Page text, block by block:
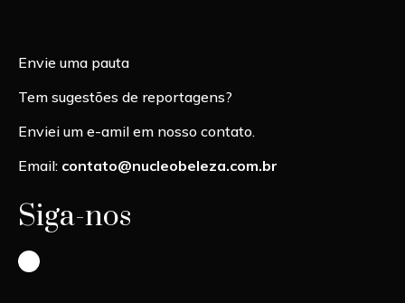
Envie uma pauta
Tem sugestões de reportagens?
Enviei um e-amil em nosso contato.
Email: contato@nucleobeleza.com.br
Siga-nos
Instagram